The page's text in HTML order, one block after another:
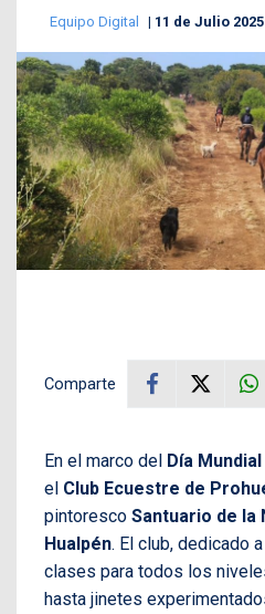
Equipo Digital 11 de Julio 2025
Comparte
En el marco del Día
el Club Ecuestre de
pintoresco Santuario de la
Hualpén. El club, dedicado
clases para todos los
hasta jinetes